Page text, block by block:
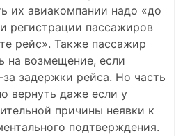
их авиакомпании надо «до
регистрации пассажиров
рейс». Также пассажир
на возмещение, если
за задержки рейса. Но часть
вернуть даже если у
причины неявки к
подтверждения.